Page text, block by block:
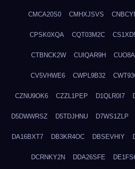
CMCA20S0 CMHXJSVS
CPSK0XQA CQT03M2C
CTBNCK2W CUIQAR9H
CV5VHWE6 CWPL9B32
CZNU9OK6 CZZL1PEP D1QLR0I7
D5DWWRSZ D5TDJHNU D7WS1ZLP
DA16BXT7 DB3KR4OC DBSEVHIY
DCRNKY2N DDA26SFE